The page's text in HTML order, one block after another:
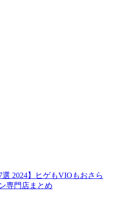
選 2024】ヒゲもVIOもおさら
専門店まとめ